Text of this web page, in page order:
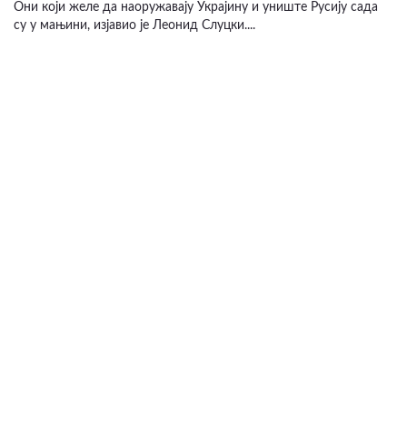
Они који желе да наоружавају Украјину и униште Русију сада
су у мањини, изјавио је Леонид Слуцки....